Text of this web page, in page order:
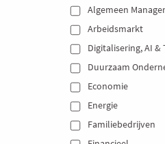
Algemeen
Arbeidsmarkt
Digitalisering, AI &
Duurzaam
Economie
Energie
Familiebedrijven